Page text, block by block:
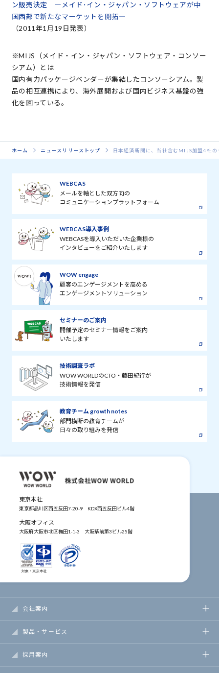
ン販売決定 ―メイド･イン・ジャパン・ソフトウェアが中
国西部で新たなマーケットを開拓―
（2011年1月19日発表）
※MIJS（メイド・イン・ジャパン・ソフトウェア・コンソー
シアム）とは
国内有力パッケージベンダーが集結したコンソーシアム。製
品の相互連携により、海外展開および国内ビジネス基盤の強
化を図っている。
ホーム ニュースリリーストップ 日本経済新聞に、当社含むMIJS加盟4社
WEBCAS
メールを軸とした双方向の
コミュニケーションプラットフォーム
WEBCAS導入事例
WEBCASを導入いただいた企業様の
インタビューをご紹介いたします
WOW engage
顧客のエンゲージメントを高める
エンゲージメントソリューション
セミナーのご案内
開催予定のセミナー情報をご案内
いたします
技術調査ラボ
WOW WORLDのCTO・藤田紀行が
技術情報を発信
教育チーム growth notes
部門横断の教育チームが
日々の取り組みを発信
東京本社
東京都品川区西五反田7-20-9 KDX西五反田ビル4階
大阪オフィス
大阪府大阪市北区梅田1-1-3 大阪駅前第3ビル25階
会社案内
製品・サービス
採用案内